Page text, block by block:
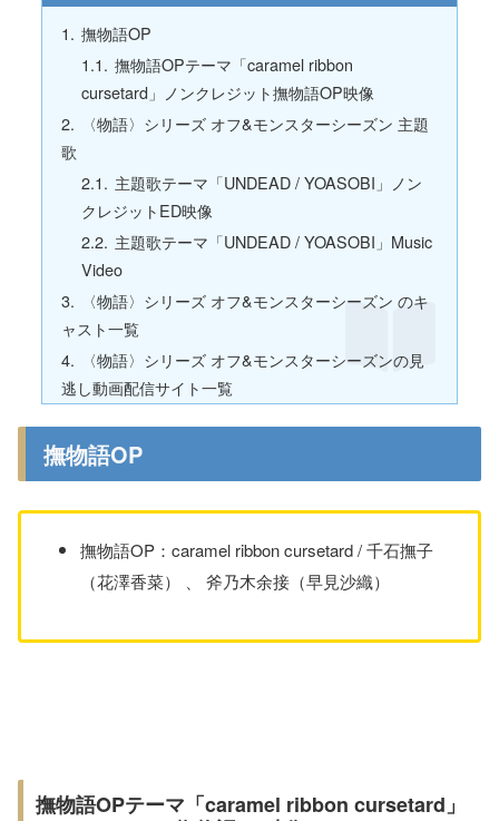
撫物語OP
撫物語OPテーマ「caramel ribbon
cursetard」ノンクレジット撫物語OP映像
〈物語〉シリーズ オフ&モンスターシーズン 主題
歌
主題歌テーマ「UNDEAD / YOASOBI」ノン
クレジットED映像
主題歌テーマ「UNDEAD / YOASOBI」Music
Video
〈物語〉シリーズ オフ&モンスターシーズン のキ
ャスト一覧
〈物語〉シリーズ オフ&モンスターシーズンの見
逃し動画配信サイト一覧
撫物語OP
撫物語OP：caramel ribbon cursetard / 千石撫子
（花澤香菜） 、 斧乃木余接（早見沙織）
撫物語OPテーマ「caramel ribbon cursetard」